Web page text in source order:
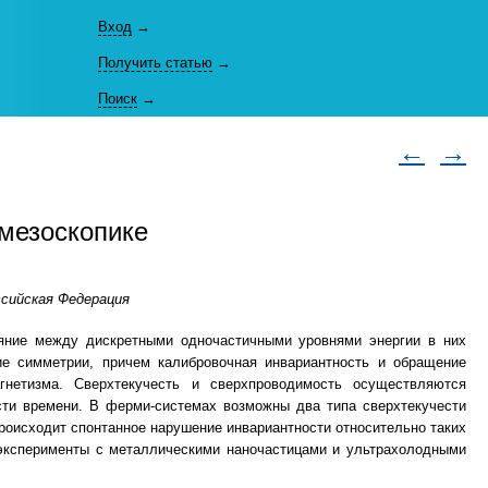
Вход →
Получить статью →
Поиск →
← →
Федерация
между дискретными одночастичными уровнями энергии в них
симметрии, причем калибровочная инвариантность и обращение
Сверхтекучесть и сверхпроводимость осуществляются
времени. В ферми-системах возможны два типа сверхтекучести
спонтанное нарушение инвариантности относительно таких
с металлическими наночастицами и ультрахолодными